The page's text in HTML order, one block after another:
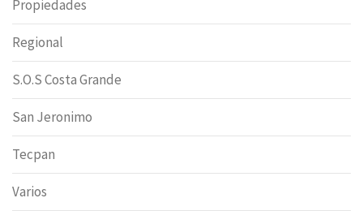
Propiedades
Regional
S.O.S Costa Grande
San Jeronimo
Tecpan
Varios